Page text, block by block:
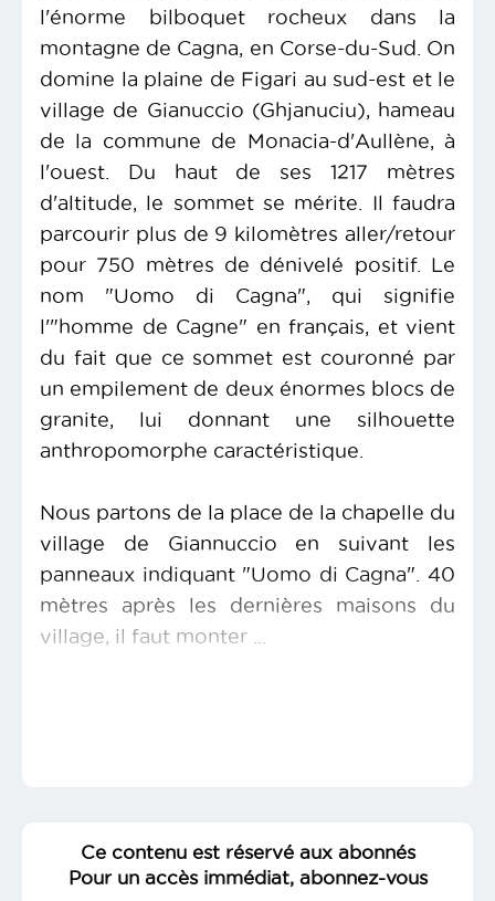
l'énorme bilboquet rocheux dans la
montagne de Cagna, en Corse-du-Sud. On
domine la plaine de Figari au sud-est et le
village de Gianuccio (Ghjanuciu), hameau
de la commune de Monacia-d'Aullène, à
l'ouest. Du haut de ses 1217 mètres
d'altitude, le sommet se mérite. Il faudra
parcourir plus de 9 kilomètres aller/retour
pour 750 mètres de dénivelé positif. Le
nom "Uomo di Cagna", qui signifie
l'"homme de Cagne" en français, et vient
du fait que ce sommet est couronné par
un empilement de deux énormes blocs de
granite, lui donnant une silhouette
anthropomorphe caractéristique.
Nous partons de la place de la chapelle du
village de Giannuccio en suivant les
panneaux indiquant "Uomo di Cagna". 40
mètres après les dernières maisons du
village, il faut monter ...
Ce contenu est réservé aux abonnés
Pour un accès immédiat, abonnez-vous